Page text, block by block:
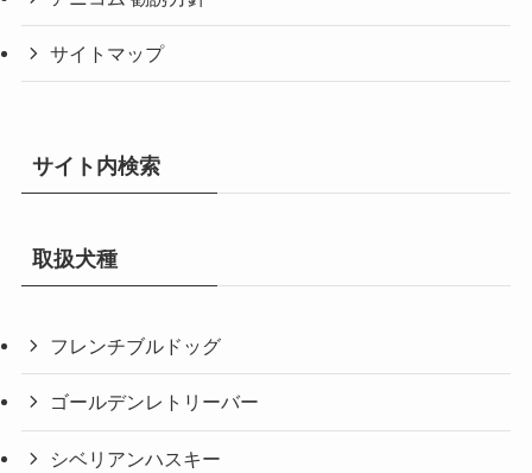
サイトマップ
サイト内検索
取扱犬種
フレンチブルドッグ
ゴールデンレトリーバー
シベリアンハスキー